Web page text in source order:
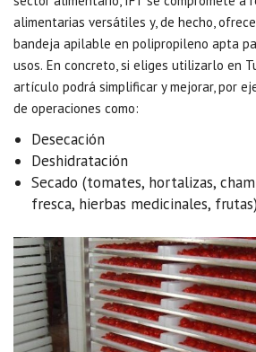
alimentarias versátiles y, de hecho,
bandeja apilable en polipropileno apta
usos. En concreto, si eliges utilizarlo en
artículo podrá simplificar y mejorar, por
de operaciones como:
Desecación
Deshidratación
Secado (tomates, hortalizas,
fresca, hierbas medicinales, frutas)